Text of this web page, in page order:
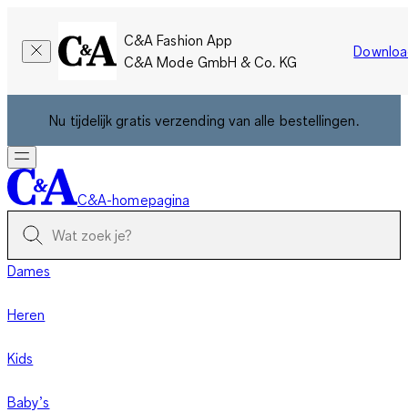
C&A Fashion App
C&A Mode GmbH & Co. KG
Nu tijdelijk gratis verzending van alle bestellingen.
C&A-homepagina
Dames
Heren
Kids
Baby’s